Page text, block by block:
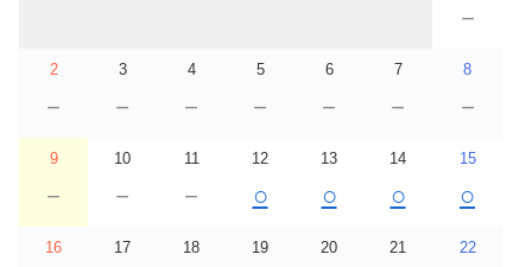
－
2
－
3
－
4
－
5
－
6
－
7
－
8
－
9
－
10
－
11
－
12
○
13
○
14
○
15
○
16 17 18 19 20 21 22